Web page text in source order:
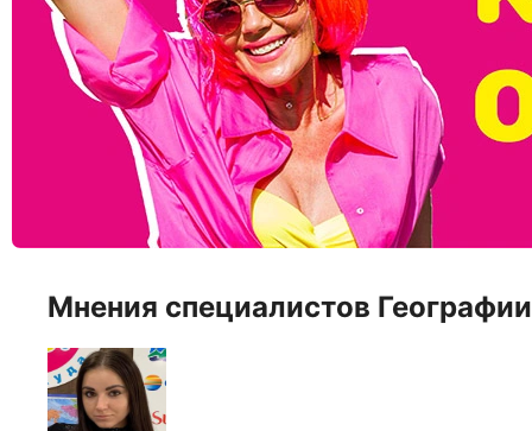
Мнения специалистов Географии